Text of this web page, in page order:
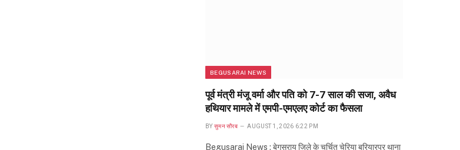
BEGUSARAI NEWS
पूर्व मंत्री मंजू वर्मा और पति को 7-7 साल की सजा, अवैध
हथियार मामले में एमपी-एमएलए कोर्ट का फैसला
BY सुमन सौरब AUGUST 1, 2026 6:22 PM
Begusarai News : बेगूसराय जिले के चर्चित चेरिया बरियारपुर थाना